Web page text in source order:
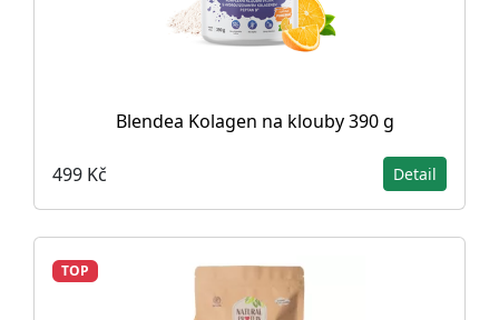
Blendea Kolagen na klouby 390 g
499 Kč Detail
TOP